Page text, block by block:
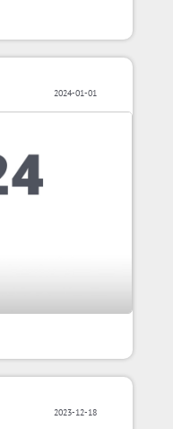
2024-01-01
2023-12-18